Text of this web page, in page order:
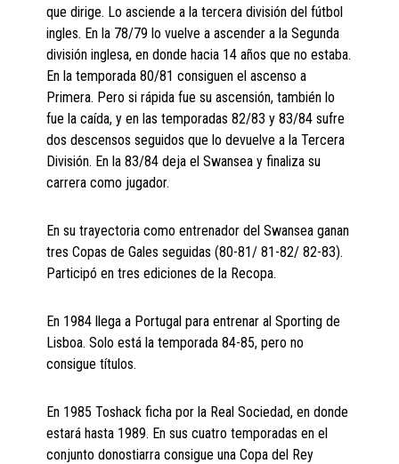
que dirige. Lo asciende a la tercera división del fútbol
ingles. En la 78/79 lo vuelve a ascender a la Segunda
división inglesa, en donde hacia 14 años que no estaba.
En la temporada 80/81 consiguen el ascenso a
Primera. Pero si rápida fue su ascensión, también lo
fue la caída, y en las temporadas 82/83 y 83/84 sufre
dos descensos seguidos que lo devuelve a la Tercera
División. En la 83/84 deja el Swansea y finaliza su
carrera como jugador.
En su trayectoria como entrenador del Swansea ganan
tres Copas de Gales seguidas (80-81/ 81-82/ 82-83).
Participó en tres ediciones de la Recopa.
En 1984 llega a Portugal para entrenar al Sporting de
Lisboa. Solo está la temporada 84-85, pero no
consigue títulos.
En 1985 Toshack ficha por la Real Sociedad, en donde
estará hasta 1989. En sus cuatro temporadas en el
conjunto donostiarra consigue una Copa del Rey